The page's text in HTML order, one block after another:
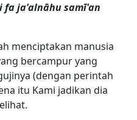
ja'alnāhu samī'an
menciptakan manusia
bercampur yang
(dengan perintah
itu Kami jadikan dia